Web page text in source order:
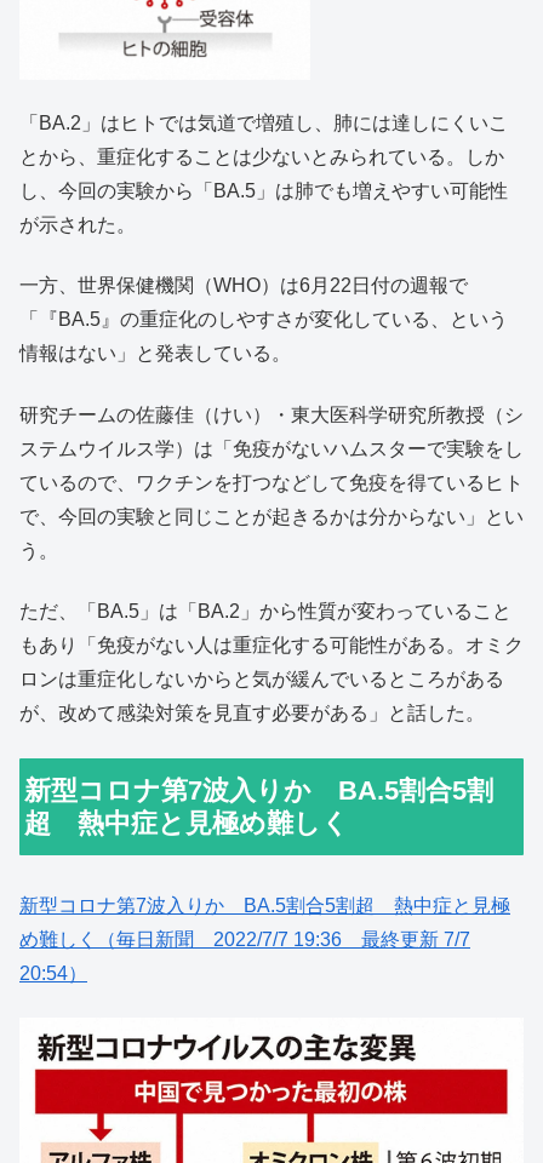
「BA.2」はヒトでは気道で増殖し、肺には達しにくいこ
とから、重症化することは少ないとみられている。しか
し、今回の実験から「BA.5」は肺でも増えやすい可能性
が示された。
一方、世界保健機関（WHO）は6月22日付の週報で
「『BA.5』の重症化のしやすさが変化している、という
情報はない」と発表している。
研究チームの佐藤佳（けい）・東大医科学研究所教授（シ
ステムウイルス学）は「免疫がないハムスターで実験をし
ているので、ワクチンを打つなどして免疫を得ているヒト
で、今回の実験と同じことが起きるかは分からない」とい
う。
ただ、「BA.5」は「BA.2」から性質が変わっていること
もあり「免疫がない人は重症化する可能性がある。オミク
ロンは重症化しないからと気が緩んでいるところがある
が、改めて感染対策を見直す必要がある」と話した。
新型コロナ第7波入りか BA.5割合5割
超 熱中症と見極め難しく
新型コロナ第7波入りか BA.5割合5割超 熱中症と見極
め難しく（毎日新聞 2022/7/7 19:36 最終更新 7/7
20:54）